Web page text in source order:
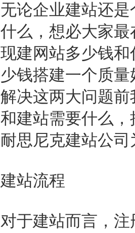
无论企业建站还
什么，想必大家
现建网站多少钱
少钱搭建一个质
解决这两大问题
和建站需要什么
耐思尼克建站公
建站流程
对于建站而言，